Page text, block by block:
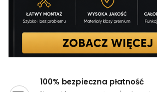
100% bezpieczna płatność